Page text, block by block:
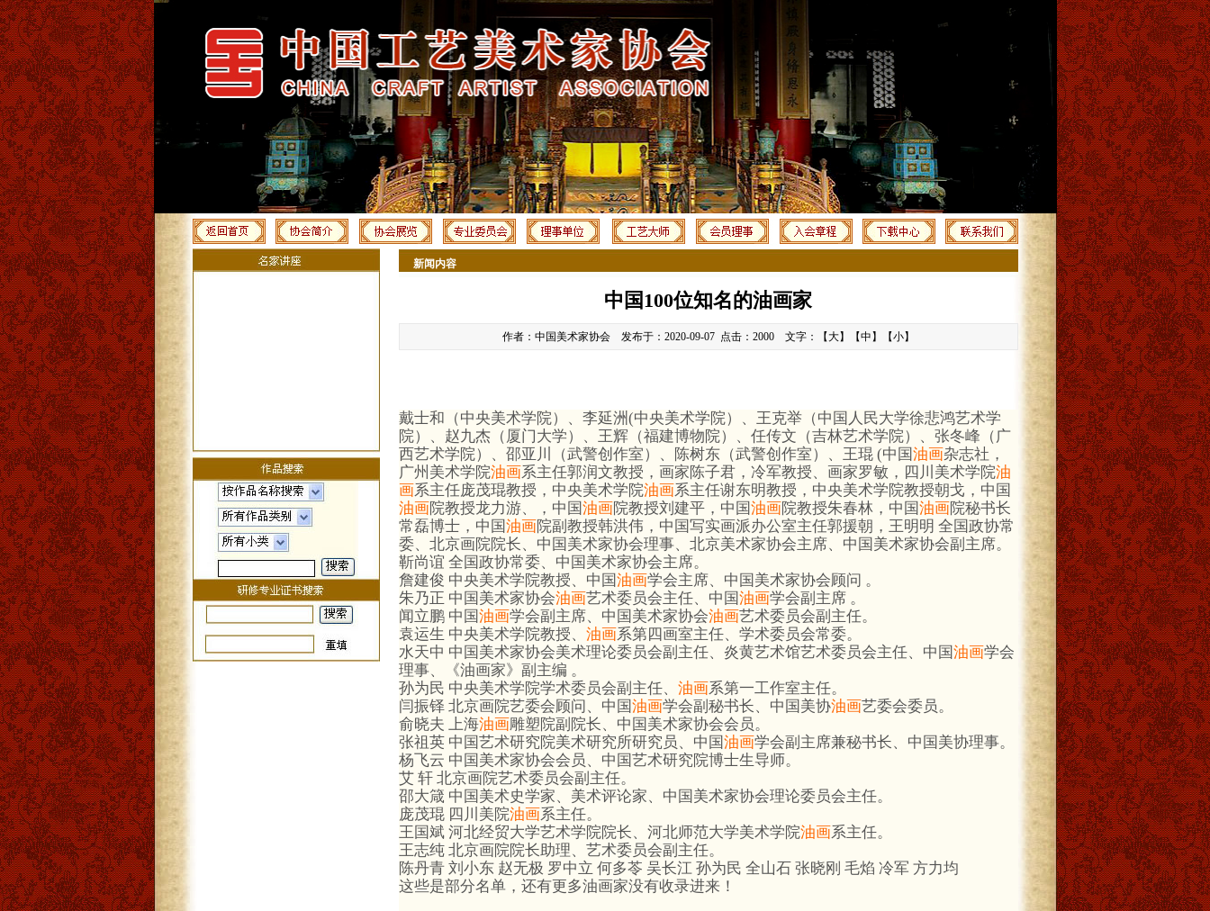
新闻内容
中国100位知名的油画家
作者：中国美术家协会 发布于：2020-09-07 点击： 2000 文字：【大】【中 】【小】
戴士和（中央美术学院）、李延洲(中央美术学院）、王克举（中国人民大学徐悲鸿艺术学
院）、赵九杰（厦门大学）、王辉（福建博物院）、任传文（吉林艺术学院）、张冬峰（广
西艺术学院）、邵亚川（武警创作室）、陈树东（武警创作室）、王琨 (中国油画杂志社，
广州美术学院油画系主任郭润文教授，画家陈子君，冷军教授、画家罗敏，四川美术学院油
画系主任庞茂琨教授，中央美术学院油画系主任谢东明教授，中央美术学院教授朝戈，中国
油画院教授龙力游、，中国油画院教授刘建平，中国油画院教授朱春林，中国油画院秘书长
常磊博士，中国油画院副教授韩洪伟，中国写实画派办公室主任郭援朝，王明明 全国政协常
委、北京画院院长、中国美术家协会理事、北京美术家协会主席、中国美术家协会副主席。
靳尚谊 全国政协常委、中国美术家协会主席。
詹建俊 中央美术学院教授、中国油画学会主席、中国美术家协会顾问 。
朱乃正 中国美术家协会油画艺术委员会主任、中国油画学会副主席 。
闻立鹏 中国油画学会副主席、中国美术家协会油画艺术委员会副主任。
袁运生 中央美术学院教授、 油画系第四画室主任、学术委员会常委。
水天中 中国美术家协会美术理论委员会副主任、炎黄艺术馆艺术委员会主任、中国油画学会
理事、《油画家》副主编 。
孙为民 中央美术学院学术委员会副主任、 油画系第一工作室主任。
闫振铎 北京画院艺委会顾问、中国油画学会副秘书长、中国美协油画艺委会委员。
俞晓夫 上海油画雕塑院副院长、中国美术家协会会员。
张祖英 中国艺术研究院美术研究所研究员、中国油画学会副主席兼秘书长、中国美协理事。
杨飞云 中国美术家协会会员、中国艺术研究院博士生导师。
艾 轩 北京画院艺术委员会副主任。
邵大箴 中国美术史学家、美术评论家、中国美术家协会理论委员会主任。
庞茂琨 四川美院油画系主任。
王国斌 河北经贸大学艺术学院院长、河北师范大学美术学院油画系主任。
王志纯 北京画院院长助理、艺术委员会副主任。
陈丹青 刘小东 赵无极 罗中立 何多苓 吴长江 孙为民 全山石 张晓刚 毛焰 冷军 方力均
这些是部分名单，还有更多油画家没有收录进来！